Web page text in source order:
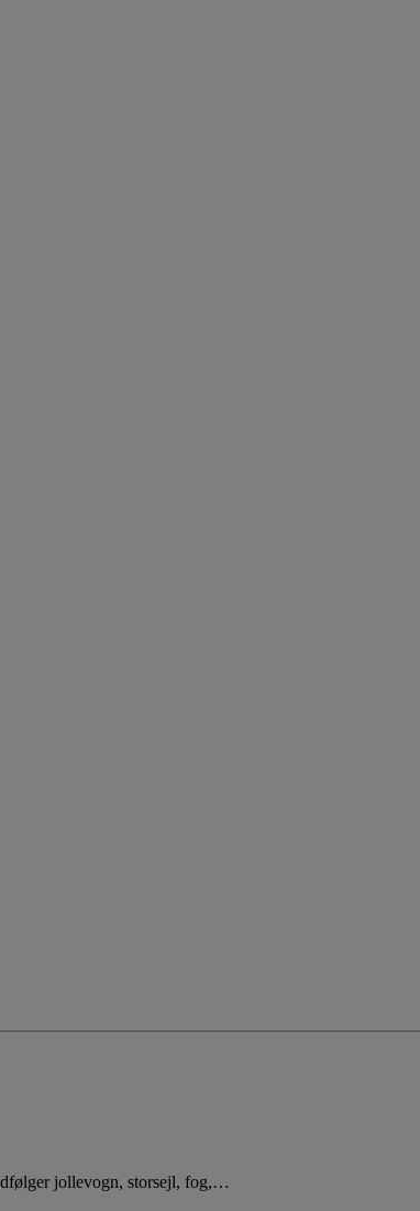
jollevogn, storsejl, fog,…